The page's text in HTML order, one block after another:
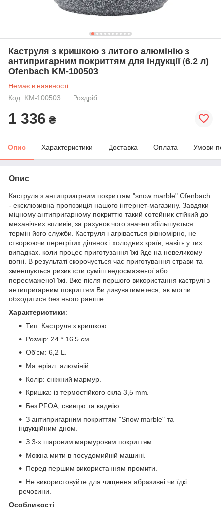
Каструля з кришкою з литого алюмінію з
антипригарним покриттям для індукції (6.2 л)
Ofenbach KM-100503
Немає в наявності
Код: KM-100503
Роздріб
1 336 ₴
Опис Характеристики Доставка Оплата Умови
Опис
Каструля з антиприагрним покриттям "snow marble" Ofenbach
- ексклюзивна пропозиція нашого інтернет-магазину. Завдяки
міцному антипригарному покриттю такий сотейник стійкий до
механічних впливів, за рахунок чого значно збільшується
термін його служби. Каструля нагрівається рівномірно, не
створюючи перегрітих ділянок і холодних країв, навіть у тих
випадках, коли процес приготування їжі йде на невеликому
вогні. В результаті скорочується час приготування страви та
зменшується ризик їсти суміш недосмаженої або
пересмаженої їжі. Вже після першого використання каструлі з
антипригарним покриттям Ви дивуватиметеся, як могли
обходитися без нього раніше.
Характеристики:
Тип: Каструля з кришкою.
Розмір: 24 * 16,5 см.
Об'єм: 6,2 L.
Матеріал: алюміній.
Колір: сніжний мармур.
Кришка: із термостійкого скла 3,5 mm.
Без PFOA, свинцю та кадмію.
З антипригарним покриттям "Snow marble" та
індукційним дном.
З 3-х шаровим мармуровим покриттям.
Можна мити в посудомийній машині.
Перед першим використанням промити.
Не використовуйте для чищення абразивні чи їдкі
речовини.
Особливості: